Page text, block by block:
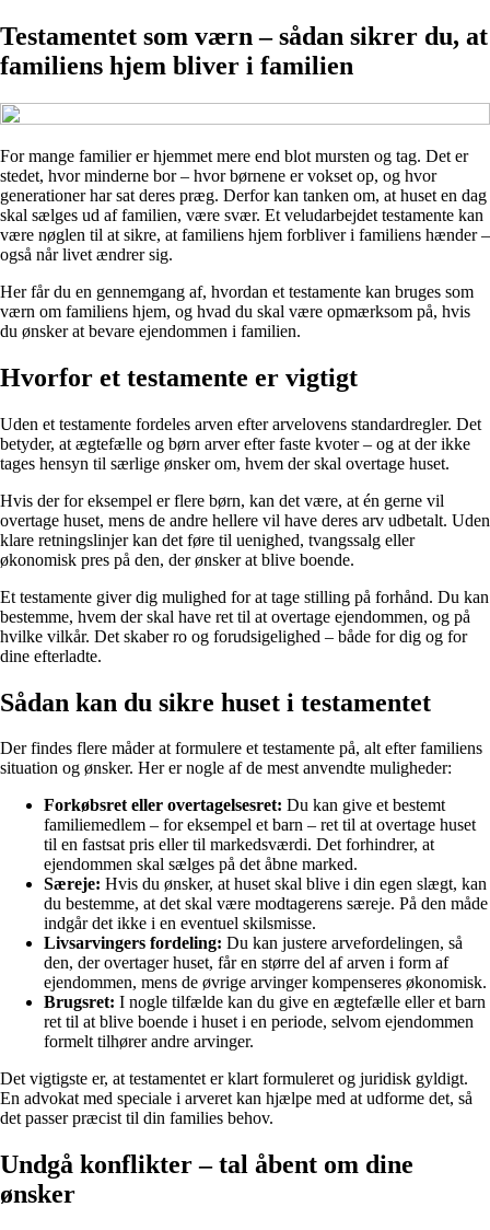
Testamentet som værn – sådan sikrer du, at
familiens hjem bliver i familien
For mange familier er hjemmet mere end blot mursten og tag. Det er
stedet, hvor minderne bor – hvor børnene er vokset op, og hvor
generationer har sat deres præg. Derfor kan tanken om, at huset en dag
skal sælges ud af familien, være svær. Et veludarbejdet testamente kan
være nøglen til at sikre, at familiens hjem forbliver i familiens hænder –
også når livet ændrer sig.
Her får du en gennemgang af, hvordan et testamente kan bruges som
værn om familiens hjem, og hvad du skal være opmærksom på, hvis
du ønsker at bevare ejendommen i familien.
Hvorfor et testamente er vigtigt
Uden et testamente fordeles arven efter arvelovens standardregler. Det
betyder, at ægtefælle og børn arver efter faste kvoter – og at der ikke
tages hensyn til særlige ønsker om, hvem der skal overtage huset.
Hvis der for eksempel er flere børn, kan det være, at én gerne vil
overtage huset, mens de andre hellere vil have deres arv udbetalt. Uden
klare retningslinjer kan det føre til uenighed, tvangssalg eller
økonomisk pres på den, der ønsker at blive boende.
Et testamente giver dig mulighed for at tage stilling på forhånd. Du kan
bestemme, hvem der skal have ret til at overtage ejendommen, og på
hvilke vilkår. Det skaber ro og forudsigelighed – både for dig og for
dine efterladte.
Sådan kan du sikre huset i testamentet
Der findes flere måder at formulere et testamente på, alt efter familiens
situation og ønsker. Her er nogle af de mest anvendte muligheder:
Forkøbsret eller overtagelsesret: Du kan give et bestemt
familiemedlem – for eksempel et barn – ret til at overtage huset
til en fastsat pris eller til markedsværdi. Det forhindrer, at
ejendommen skal sælges på det åbne marked.
Særeje: Hvis du ønsker, at huset skal blive i din egen slægt, kan
du bestemme, at det skal være modtagerens særeje. På den måde
indgår det ikke i en eventuel skilsmisse.
Livsarvingers fordeling: Du kan justere arvefordelingen, så
den, der overtager huset, får en større del af arven i form af
ejendommen, mens de øvrige arvinger kompenseres økonomisk.
Brugsret: I nogle tilfælde kan du give en ægtefælle eller et barn
ret til at blive boende i huset i en periode, selvom ejendommen
formelt tilhører andre arvinger.
Det vigtigste er, at testamentet er klart formuleret og juridisk gyldigt.
En advokat med speciale i arveret kan hjælpe med at udforme det, så
det passer præcist til din families behov.
Undgå konflikter – tal åbent om dine
ønsker